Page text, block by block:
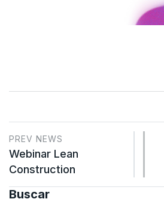
PREV NEWS
Webinar Lean
Construction
Buscar